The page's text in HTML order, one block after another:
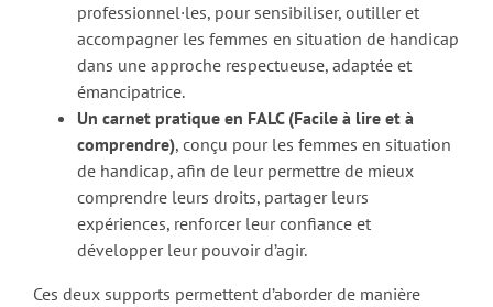
professionnel·les, pour sensibiliser, outiller et
accompagner les femmes en situation de handicap
dans une approche respectueuse, adaptée et
émancipatrice.
Un carnet pratique en FALC (Facile à lire et à
comprendre), conçu pour les femmes en situation
de handicap, afin de leur permettre de mieux
comprendre leurs droits, partager leurs
expériences, renforcer leur confiance et
développer leur pouvoir d’agir.
Ces deux supports permettent d’aborder de manière